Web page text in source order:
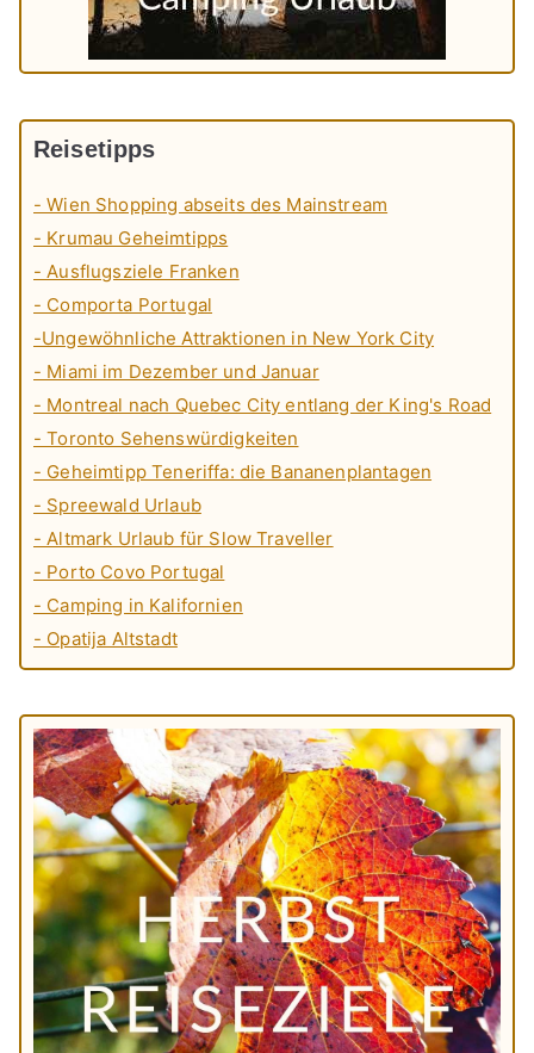
Reisetipps
- Wien Shopping abseits des Mainstream
- Krumau Geheimtipps
- Ausflugsziele Franken
- Comporta Portugal
-Ungewöhnliche Attraktionen in New York City
- Miami im Dezember und Januar
- Montreal nach Quebec City entlang der King's Road
- Toronto Sehenswürdigkeiten
- Geheimtipp Teneriffa: die Bananenplantagen
- Spreewald Urlaub
- Altmark Urlaub für Slow Traveller
- Porto Covo Portugal
- Camping in Kalifornien
- Opatija Altstadt